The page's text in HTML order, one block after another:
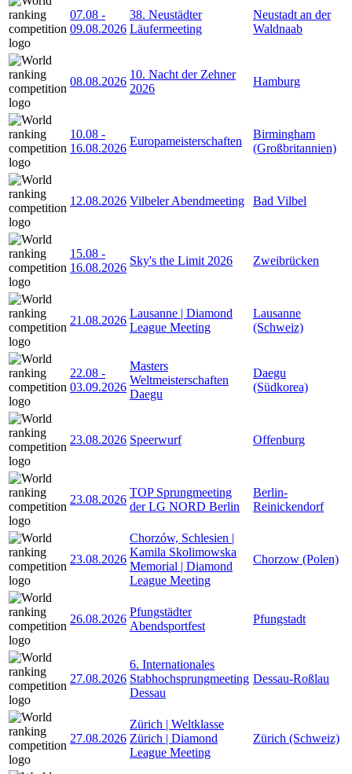
07.08 -
09.08.2026
38. Neustädter
Läufermeeting
Neustadt an der
Waldnaab
08.08.2026
10. Nacht der Zehner
2026
Hamburg
10.08 -
16.08.2026
Europameisterschaften
Birmingham
(Großbritannien)
12.08.2026 Vilbeler Abendmeeting Bad Vilbel
15.08 -
16.08.2026
Sky's the Limit 2026 Zweibrücken
21.08.2026
Lausanne | Diamond
League Meeting
Lausanne
(Schweiz)
22.08 -
03.09.2026
Masters
Weltmeisterschaften
Daegu
Daegu
(Südkorea)
23.08.2026 Speerwurf Offenburg
23.08.2026
TOP Sprungmeeting
der LG NORD Berlin
Berlin-
Reinickendorf
23.08.2026
Chorzów, Schlesien |
Kamila Skolimowska
Memorial | Diamond
League Meeting
Chorzow (Polen)
26.08.2026
Pfungstädter
Abendsportfest
Pfungstadt
27.08.2026
6. Internationales
Stabhochsprungmeeting
Dessau
Dessau-Roßlau
27.08.2026
Zürich | Weltklasse
Zürich | Diamond
League Meeting
Zürich (Schweiz)